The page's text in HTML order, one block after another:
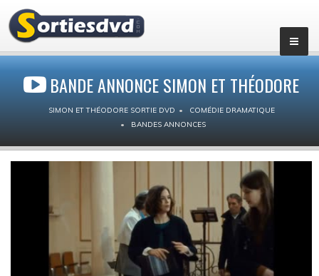
BANDE ANNONCE SIMON ET THÉODORE
SIMON ET THÉODORE SORTIE DVD
COMÉDIE DRAMATIQUE
BANDES ANNONCES